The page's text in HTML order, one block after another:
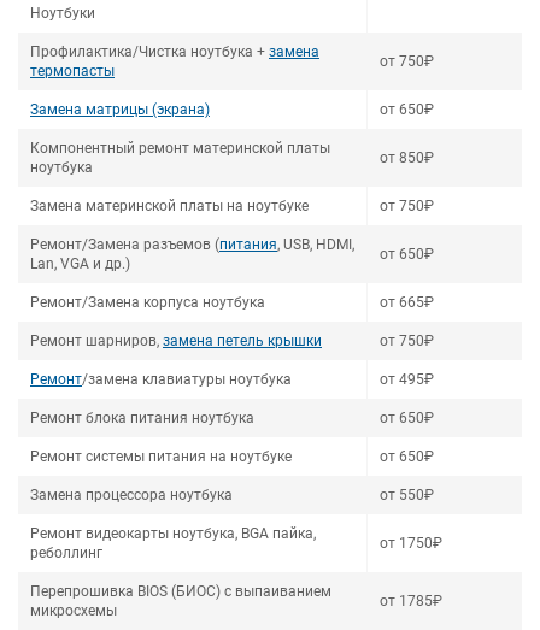
Ноутбуки
Профилактика/Чистка ноутбука + замена
термопасты
от 750₽
Замена матрицы (экрана) от 650₽
Компонентный ремонт материнской платы
ноутбука
от 850₽
Замена материнской платы на ноутбуке от 750₽
Ремонт/Замена разъемов (питания, USB, HDMI,
Lan, VGA и др.)
от 650₽
Ремонт/Замена корпуса ноутбука от 665₽
Ремонт шарниров, замена петель крышки от 750₽
Ремонт/замена клавиатуры ноутбука от 495₽
Ремонт блока питания ноутбука от 650₽
Ремонт системы питания на ноутбуке от 650₽
Замена процессора ноутбука от 550₽
Ремонт видеокарты ноутбука, BGA пайка,
реболлинг
от 1750₽
Перепрошивка BIOS (БИОС) с выпаиванием
микросхемы
от 1785₽